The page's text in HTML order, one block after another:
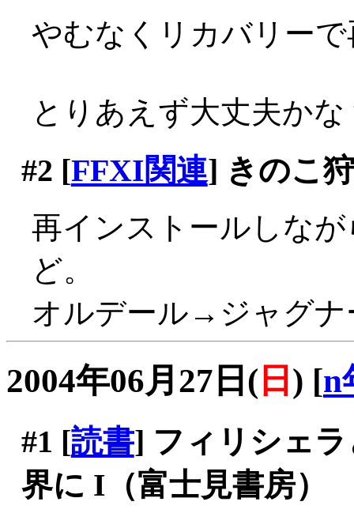
やむなくリカバリー
とりあえず大丈夫かな
#2 [FFXI関連] きのこ
再インストールしな
ど。
オルデール→ジャグナ
2004年06月27日( 日 ) [n
#1 [読書] フィリシェ
界に I（富士見書房）